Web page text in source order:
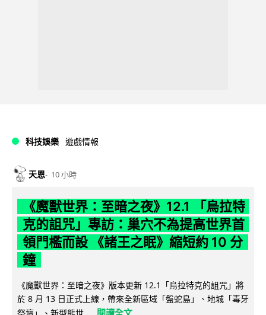
科技娛樂 遊戲情報
天恩 10 小時
《魔獸世界：至暗之夜》12.1 「烏拉特
克的詛咒」專訪：巢穴不為提高世界首
領門檻而設 《諸王之眠》縮短約 10 分
鐘
《魔獸世界：至暗之夜》版本更新 12.1「烏拉特克的詛咒」將
於 8 月 13 日正式上線，帶來全新區域「盤蛇島」、地城「毒牙